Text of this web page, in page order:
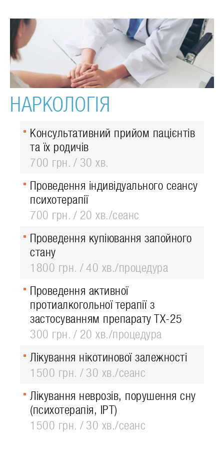
НАРКОЛОГІЯ
Консультативний прийом пацієнтів
та їх родичів
700 грн.
30 хв.
Проведення індивідуального сеансу
психотерапії
700 грн.
20 хв./сеанс
Проведення купіювання запойного
стану
1800 грн.
40 хв./процедура
Проведення активної
протиалкогольної терапії з
застосуванням препарату ТХ-25
300 грн.
20 хв./процедура
Лікування нікотинової залежності
1500 грн.
30 хв./сеанс
Лікування неврозів, порушення сну
(психотерапія, ІРТ)
1500 грн.
30 хв./сеанс